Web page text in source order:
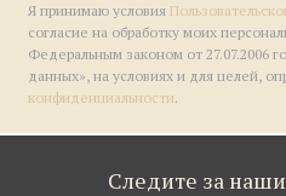
Я принимаю условия
согласие на обработку моих
Федеральным законом от 27.07.2006
данных», на условиях и для целей,
конфиденциальности.
Следите за